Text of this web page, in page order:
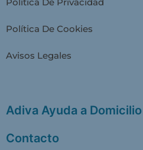
Política De Cookies
Avisos Legales
Adiva Ayuda a Domicilio
Contacto